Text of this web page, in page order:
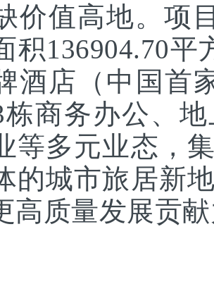
价值高地。项
积136904.70
酒店（中国首
商务办公、
等多元业态，
的城市旅居新
高质量发展贡